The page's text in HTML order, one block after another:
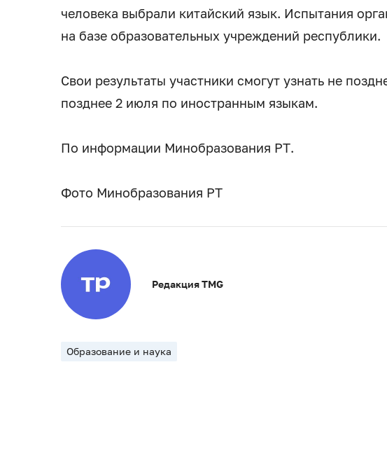
человека выбрали китайский язык. Испытания
на базе образовательных учреждений республики.
Свои результаты участники смогут узнать не
позднее 2 июля по иностранным языкам.
По информации Минобразования РТ.
Фото Минобразования РТ
Редакция TMG
Образование и наука